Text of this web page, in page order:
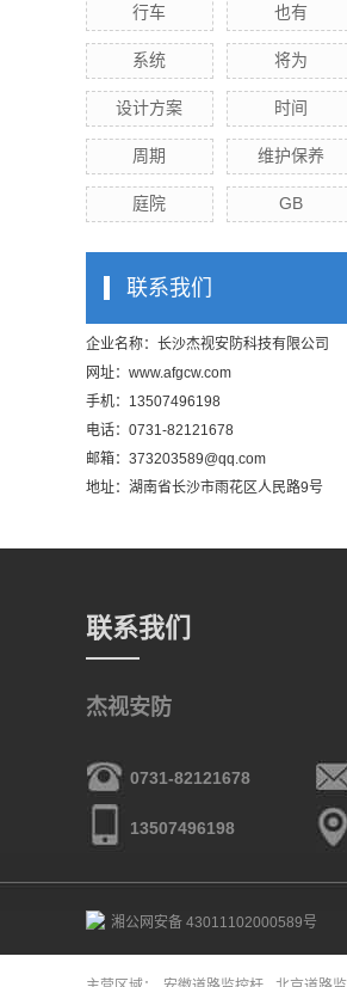
行车 也有
系统 将为
设计方案 时间
周期 维护保养
庭院 GB
联系我们
企业名称：长沙杰视安防科技有限公司
网址： www.afgcw.com
手机：13507496198
电话：0731-82121678
邮箱：373203589@qq.com
地址：湖南省长沙市雨花区人民路9号
联系我们
杰视安防
0731-82121678
13507496198
湘公网安备 43011102000589号